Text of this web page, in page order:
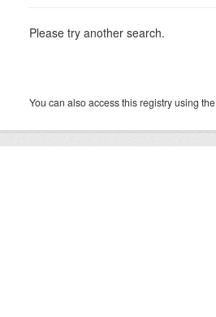
Please try another search.
You can also access this registry using the